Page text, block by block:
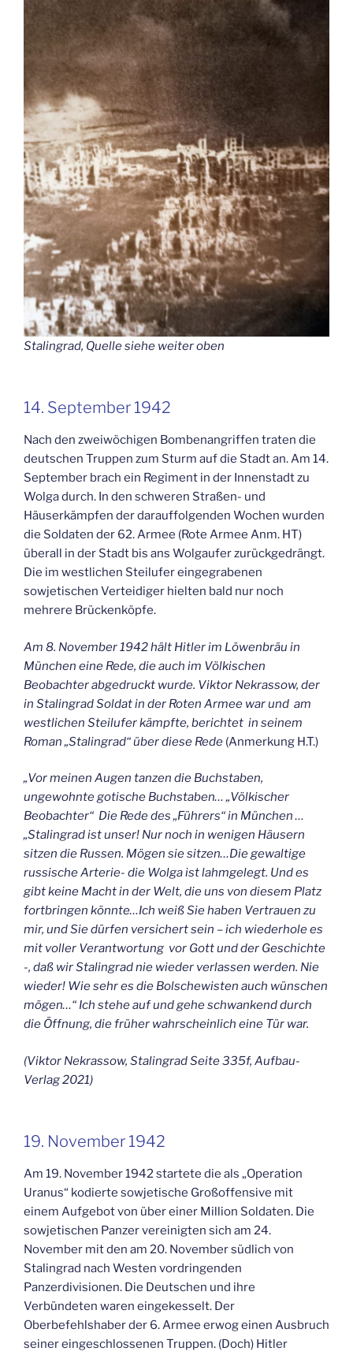
Stalingrad, Quelle siehe weiter oben
14. September 1942
Nach den zweiwöchigen Bombenangriffen traten die
deutschen Truppen zum Sturm auf die Stadt an. Am 14.
September brach ein Regiment in der Innenstadt zu
Wolga durch. In den schweren Straßen- und
Häuserkämpfen der darauffolgenden Wochen wurden
die Soldaten der 62. Armee (Rote Armee Anm. HT)
überall in der Stadt bis ans Wolgaufer zurückgedrängt.
Die im westlichen Steilufer eingegrabenen
sowjetischen Verteidiger hielten bald nur noch
mehrere Brückenköpfe.
Am 8. November 1942 hält Hitler im Löwenbräu in
München eine Rede, die auch im Völkischen
Beobachter abgedruckt wurde. Viktor Nekrassow, der
in Stalingrad Soldat in der Roten Armee war und am
westlichen Steilufer kämpfte, berichtet in seinem
Roman „Stalingrad“ über diese Rede (Anmerkung H.T.)
„Vor meinen Augen tanzen die Buchstaben,
ungewohnte gotische Buchstaben… „Völkischer
Beobachter“ Die Rede des „Führers“ in München …
„Stalingrad ist unser! Nur noch in wenigen Häusern
sitzen die Russen. Mögen sie sitzen…Die gewaltige
russische Arterie- die Wolga ist lahmgelegt. Und es
gibt keine Macht in der Welt, die uns von diesem Platz
fortbringen könnte…Ich weiß Sie haben Vertrauen zu
mir, und Sie dürfen versichert sein – ich wiederhole es
mit voller Verantwortung vor Gott und der Geschichte
-, daß wir Stalingrad nie wieder verlassen werden. Nie
wieder! Wie sehr es die Bolschewisten auch wünschen
mögen…“ Ich stehe auf und gehe schwankend durch
die Öffnung, die früher wahrscheinlich eine Tür war.
(Viktor Nekrassow, Stalingrad Seite 335f, Aufbau-
Verlag 2021)
19. November 1942
Am 19. November 1942 startete die als „Operation
Uranus“ kodierte sowjetische Großoffensive mit
einem Aufgebot von über einer Million Soldaten. Die
sowjetischen Panzer vereinigten sich am 24.
November mit den am 20. November südlich von
Stalingrad nach Westen vordringenden
Panzerdivisionen. Die Deutschen und ihre
Verbündeten waren eingekesselt. Der
Oberbefehlshaber der 6. Armee erwog einen Ausbruch
seiner eingeschlossenen Truppen. (Doch) Hitler